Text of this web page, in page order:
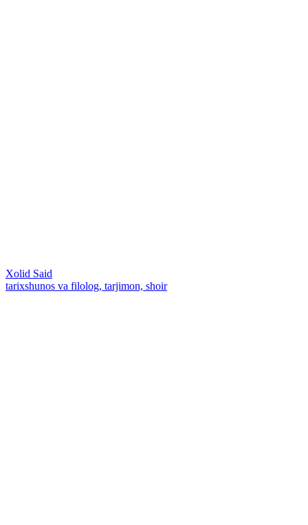
Xolid Said
tarixshunos va filolog, tarjimon, shoir